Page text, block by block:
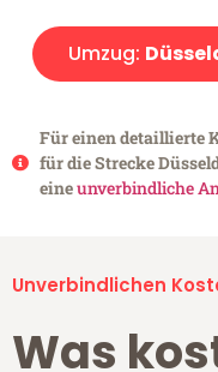
Umzug:
Für einen detaillierte
für die Strecke
eineunverbindliche
Unverbindlichen
Was